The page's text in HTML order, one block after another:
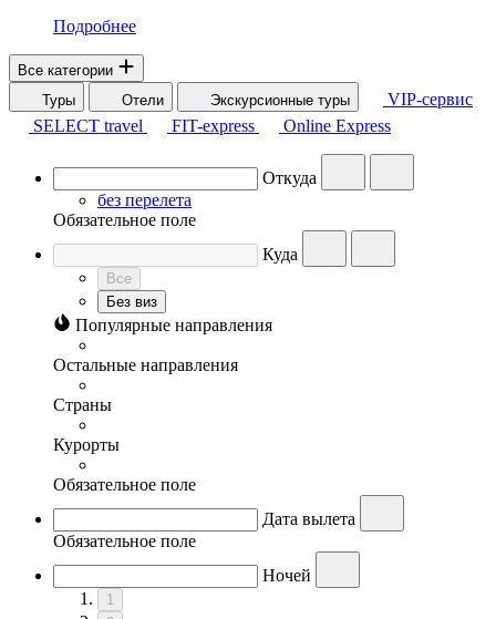
Подробнее
Все категории
Туры
Отели Экскурсионные туры
VIP-сервис
SELECT travel
FIT-express Online Express
Откуда
без перелета
Обязательное поле
Куда
Все
Без виз
Популярные направления
Остальные направления
Страны
Курорты
Обязательное поле
Дата вылета
Обязательное поле
Ночей
1